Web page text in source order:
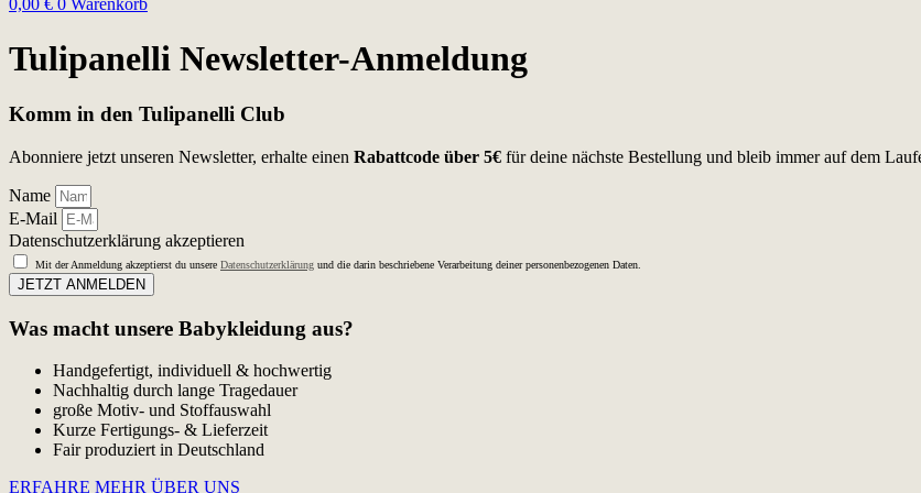
0,00 € 0 Warenkorb
Tulipanelli Newsletter-Anmeldung
Komm in den Tulipanelli Club
Abonniere jetzt unseren Newsletter, erhalte einen Rabattcode über 5€ für deine nächste Bestellung und bleib immer auf dem
Name
E-Mail
Datenschutzerklärung akzeptieren
Mit der Anmeldung akzeptierst du unsere Datenschutzerklärung und die darin beschriebene Verarbeitung deiner personenbezogenen Daten.
JETZT ANMELDEN
Was macht unsere Babykleidung aus?
Handgefertigt, individuell & hochwertig
Nachhaltig durch lange Tragedauer
große Motiv- und Stoffauswahl
Kurze Fertigungs- & Lieferzeit
Fair produziert in Deutschland
ERFAHRE MEHR ÜBER UNS